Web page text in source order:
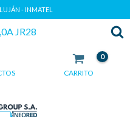
- INMATEL
JR28
CARRITO
0